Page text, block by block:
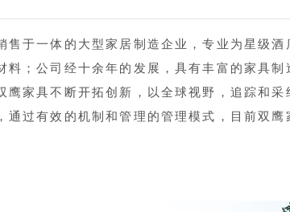
于一体的大型家居制造企业，专业为星级酒
；公司经十余年的发展，具有丰富的家具制
家具不断开拓创新，以全球视野，追踪和采
过有效的机制和管理的管理模式，目前双鹰